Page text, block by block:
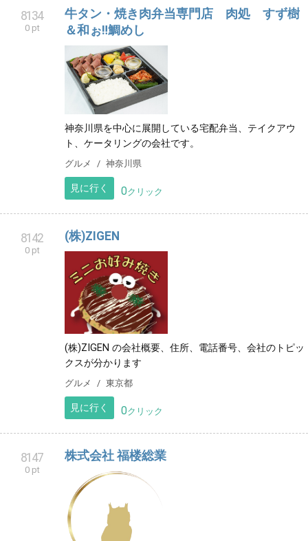
8134
0 pt
牛タン・焼き肉弁当専門店 肉処 すず樹
＆和ぉ‼鯛めし
神奈川県を中心に展開している宅配弁当、テイクアウ
ト、ケータリングの会社です。
グルメ 神奈川県
見に行く 0クリック
8142
0 pt
(株)ZIGEN
(株)ZIGEN の会社概要、住所、電話番号、会社のトピッ
クスが分かります
グルメ 東京都
見に行く 0クリック
8147
0 pt
株式会社 福楼総業